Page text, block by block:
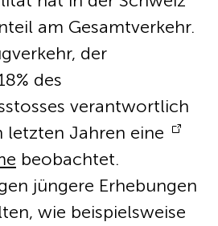
am Gesamtverkehr.
der
des
verantwortlich
letzten Jahren eine
beobachtet.
jüngere Erhebungen
wie beispielsweise